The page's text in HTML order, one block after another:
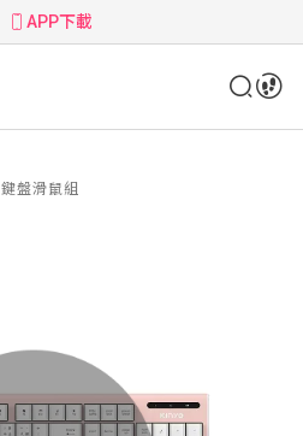
APP下載
鍵盤滑鼠組